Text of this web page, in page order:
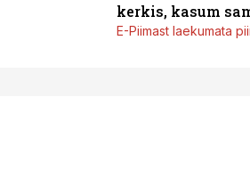
kerkis, kasum
E-Piimast laekumata